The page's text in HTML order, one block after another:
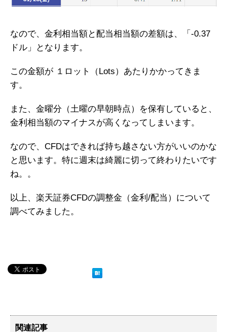
なので、金利相当額と配当相当額の差額は、「-0.37
ドル」となります。
この金額が １ロット（Lots）あたりかかってきま
す。
また、金曜分（土曜の早朝時点）を保有していると、
金利相当額のマイナスが高くなってしまいます。
なので、CFDはできれば持ち越さない方がいいのかな
と思います。特に週末は綺麗に切って終わりたいです
ね。。
以上、楽天証券CFDの調整金（金利/配当）について
調べてみました。
関連記事